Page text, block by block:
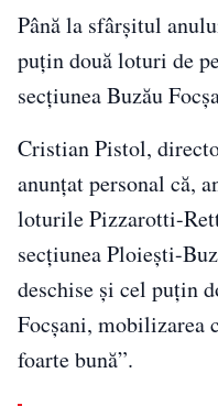
Până la sfârșitul
puțin două loturi de
secțiunea Buzău
Cristian Pistol,
anunțat personal că,
loturile Pizzarotti-
secțiunea Ploiești-
deschise și cel puțin
Focșani, mobilizarea
foarte bună”.